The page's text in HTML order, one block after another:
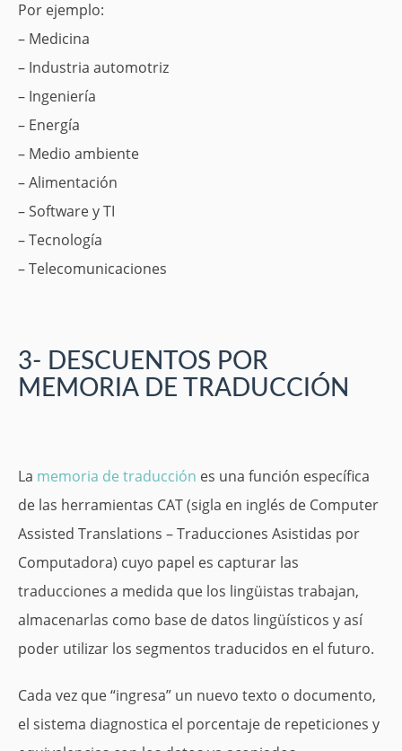
Por ejemplo:
– Medicina
– Industria automotriz
– Ingeniería
– Energía
– Medio ambiente
– Alimentación
– Software y TI
– Tecnología
– Telecomunicaciones
3- DESCUENTOS POR
MEMORIA DE TRADUCCIÓN
La memoria de traducción es una función específica
de las herramientas CAT (sigla en inglés de Computer
Assisted Translations – Traducciones Asistidas por
Computadora) cuyo papel es capturar las
traducciones a medida que los lingüistas trabajan,
almacenarlas como base de datos lingüísticos y así
poder utilizar los segmentos traducidos en el futuro.
Cada vez que “ingresa” un nuevo texto o documento,
el sistema diagnostica el porcentaje de repeticiones y